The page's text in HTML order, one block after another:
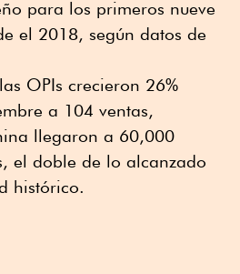
para los primeros nueve
el 2018, según datos de
OPIs crecieron 26%
a 104 ventas,
llegaron a 60,000
el doble de lo alcanzado
histórico.